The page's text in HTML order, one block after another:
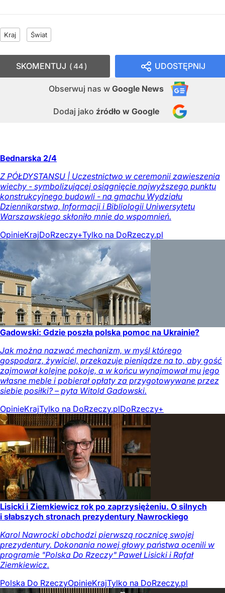
Kraj Świat
UDOSTĘPNIJ
Obserwuj nas w Google News
Dodaj jako źródło w Google
SKOMENTUJ 44
Bednarska 2/4
Z PÓŁDYSTANSU | Uczestnictwo w ceremonii zawieszenia
wiechy - symbolizującej osiągnięcie najwyższego punktu
konstrukcyjnego budowli - na gmachu Wydziału
Dziennikarstwa, Informacji i Bibliologii Uniwersytetu
Warszawskiego skłoniło mnie do wspomnień.
OpinieKrajDoRzeczy+Tylko na DoRzeczy.pl
Gadowski: Gdzie poszła polska pomoc na Ukrainie?
Jak można nazwać mechanizm, w myśl którego
gospodarz, żywiciel, przekazuje pieniądze na to, aby gość
zajmował kolejne pokoje, a w końcu wynajmował mu jego
własne meble i pobierał opłaty za przygotowywane przez
siebie posiłki? – pyta Witold Gadowski.
OpinieKrajTylko na DoRzeczy.plDoRzeczy+
Lisicki i Ziemkiewicz rok po zaprzysiężeniu. O silnych
i słabszych stronach prezydentury Nawrockiego
Karol Nawrocki obchodzi pierwszą rocznicę swojej
prezydentury. Dokonania nowej głowy państwa ocenili w
programie "Polska Do Rzeczy" Paweł Lisicki i Rafał
Ziemkiewicz.
Polska Do RzeczyOpinieKrajTylko na DoRzeczy.pl